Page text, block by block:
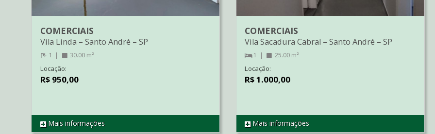
REF SL2731
COMERCIAIS
Vila Linda – Santo André – SP
1 30.00 m²
Locação:
R$ 950,00
Mais informações REF SA1894
COMERCIAIS
Vila Sacadura Cabral –Santo André –SP
1 25.00 m²
Locação:
R$ 1.000,00
Mais informações